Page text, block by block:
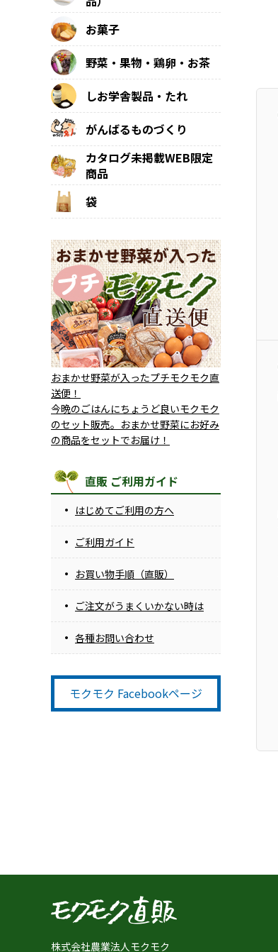
お菓子
野菜・果物・鶏卵・お茶
しお学舎製品・たれ
がんばるものづくり
カタログ未掲載WEB限定
商品
袋
おまかせ野菜が入ったプチモクモク直
送便！
今晩のごはんにちょうど良いモクモク
のセット販売。おまかせ野菜にお好み
の商品をセットでお届け！
直販 ご利用ガイド
はじめてご利用の方へ
ご利用ガイド
お買い物手順（直販）
ご注文がうまくいかない時は
各種お問い合わせ
モクモク Facebookページ
株式会社農業法人モクモク